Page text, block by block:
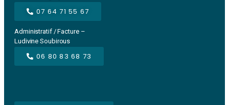
07 64 71 55 67
Administratif / Facture –
Ludivine Soubirous
06 80 83 68 73